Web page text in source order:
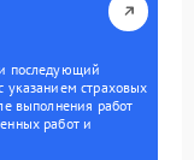
последующий
указанием страховых
выполнения работ
работ и